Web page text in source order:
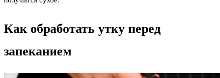
Как обработать утку перед
запеканием